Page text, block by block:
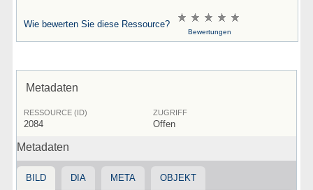
Wie bewerten Sie diese Ressource?
Bewertungen
Metadaten
RESSOURCE (ID)
2084
ZUGRIFF
Offen
Metadaten
BILD DIA META OBJEKT